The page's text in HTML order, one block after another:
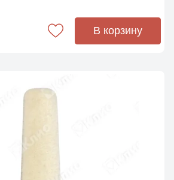
В корзину